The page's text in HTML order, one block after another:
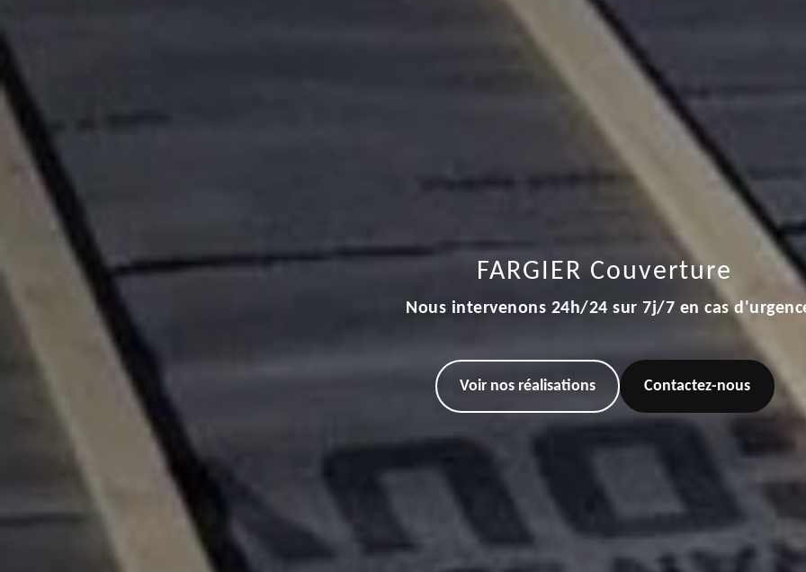
FARGIER Couverture
Nous intervenons 24h/24 sur 7j/7 en cas
Voir nos réalisations Contactez-nous